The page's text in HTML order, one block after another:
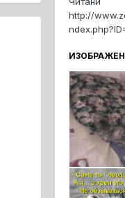
http://